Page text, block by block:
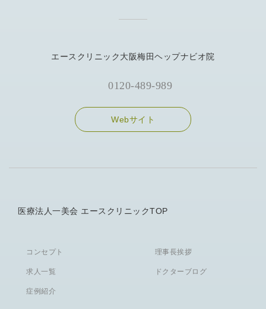
エースクリニック大阪梅田ヘップナビオ院
0120-489-989
Webサイト
医療法人一美会 エースクリニックTOP
コンセプト 理事長挨拶
求人一覧 ドクターブログ
症例紹介